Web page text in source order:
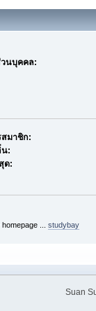
นบุคคล:
มาชิก:
น:
ด:
... studybay
Suan